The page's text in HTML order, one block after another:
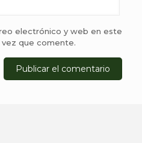
electrónico y web en este
vez que comente.